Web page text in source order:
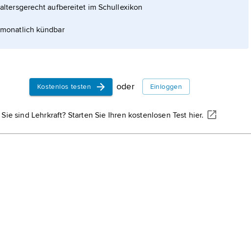
altersgerecht aufbereitet im Schullexikon
monatlich kündbar
Kostenlos testen oder Einloggen
Sie sind Lehrkraft? Starten Sie Ihren kostenlosen Test hier.